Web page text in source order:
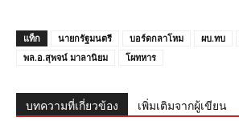
แท็ก นายกรัฐมนตรี บอร์ดกลาโหม ผบ.ทบ
พล.อ.สุพจน์ มาลานิยม
โผทหาร
บทความที่เกี่ยวข้อง เพิ่มเติมจากผู้เขียน